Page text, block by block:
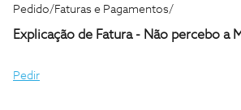
Pedido/Faturas e Pagamentos/
Explicação de Fatura - Não percebo a
Pedir